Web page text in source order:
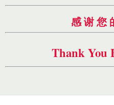
航
感 谢 您
Thank You